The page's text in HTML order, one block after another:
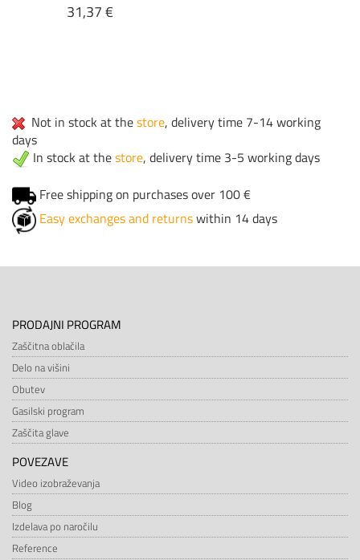
31,37 €
Not in stock at thestore, delivery time 7-14 working
days
In stock at thestore, delivery time 3-5 working days
Free shipping on purchases over 100 €
Easy exchanges and returnswithin 14 days
PRODAJNI PROGRAM
Zaščitna oblačila
Delo na višini
Obutev
Gasilski program
Zaščita glave
POVEZAVE
Video izobraževanja
Blog
Izdelava po naročilu
Reference